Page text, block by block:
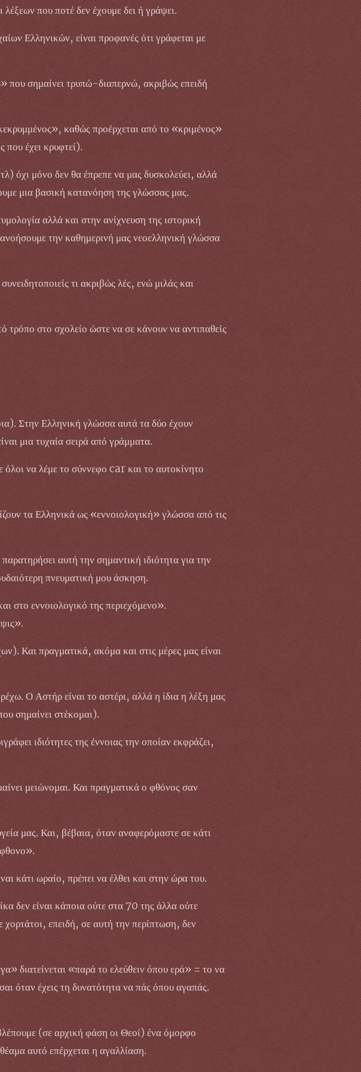
που ποτέ δεν έχουμε δει ή γράψει.
Ελληνικών, είναι προφανές ότι γράφεται με
που σημαίνει τρυπώ-διαπερνώ, ακριβώς επειδή
καθώς προέρχεται από το «κριμένος»
που έχει κρυφτεί).
όχι μόνο δεν θα έπρεπε να μας δυσκολεύει, αλλά
μια βασική κατανόηση της γλώσσας μας.
αλλά και στην ανίχνευση της ιστορική
την καθημερινή μας νεοελληνική γλώσσα
τι ακριβώς λές, ενώ μιλάς και
τρόπο στο σχολείο ώστε να σε κάνουν να αντιπαθείς
Στην Ελληνική γλώσσα αυτά τα δύο έχουν
μια τυχαία σειρά από γράμματα.
να λέμε το σύννεφο car και το αυτοκίνητο
τα Ελληνικά ως «εννοιολογική» γλώσσα από τις
αυτή την σημαντική ιδιότητα για την
πνευματική μου άσκηση.
στο εννοιολογικό της περιεχόμενο».
Και πραγματικά, ακόμα και στις μέρες μας είναι
Ο Αστήρ είναι το αστέρι, αλλά η ίδια η λέξη μας
σημαίνει στέκομαι).
ιδιότητες της έννοιας την οποίαν εκφράζει,
μειώνομαι. Και πραγματικά ο φθόνος σαν
μας. Και, βέβαια, όταν αναφερόμαστε σε κάτι
κάτι ωραίο, πρέπει να έλθει και στην ώρα του.
δεν είναι κάποια ούτε στα 70 της άλλα ούτε
επειδή, σε αυτή την περίπτωση, δεν
διατείνεται «παρά το ελεύθειν όπου ερά» = το να
όταν έχεις τη δυνατότητα να πάς όπου αγαπάς.
(σε αρχική φάση οι Θεοί) ένα όμορφο
αυτό επέρχεται η αγαλλίαση.